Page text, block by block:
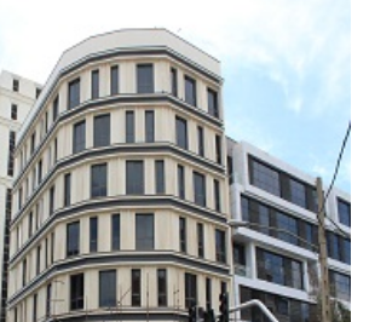
+
مجتمع اداری تجاری – پاسداران نبش